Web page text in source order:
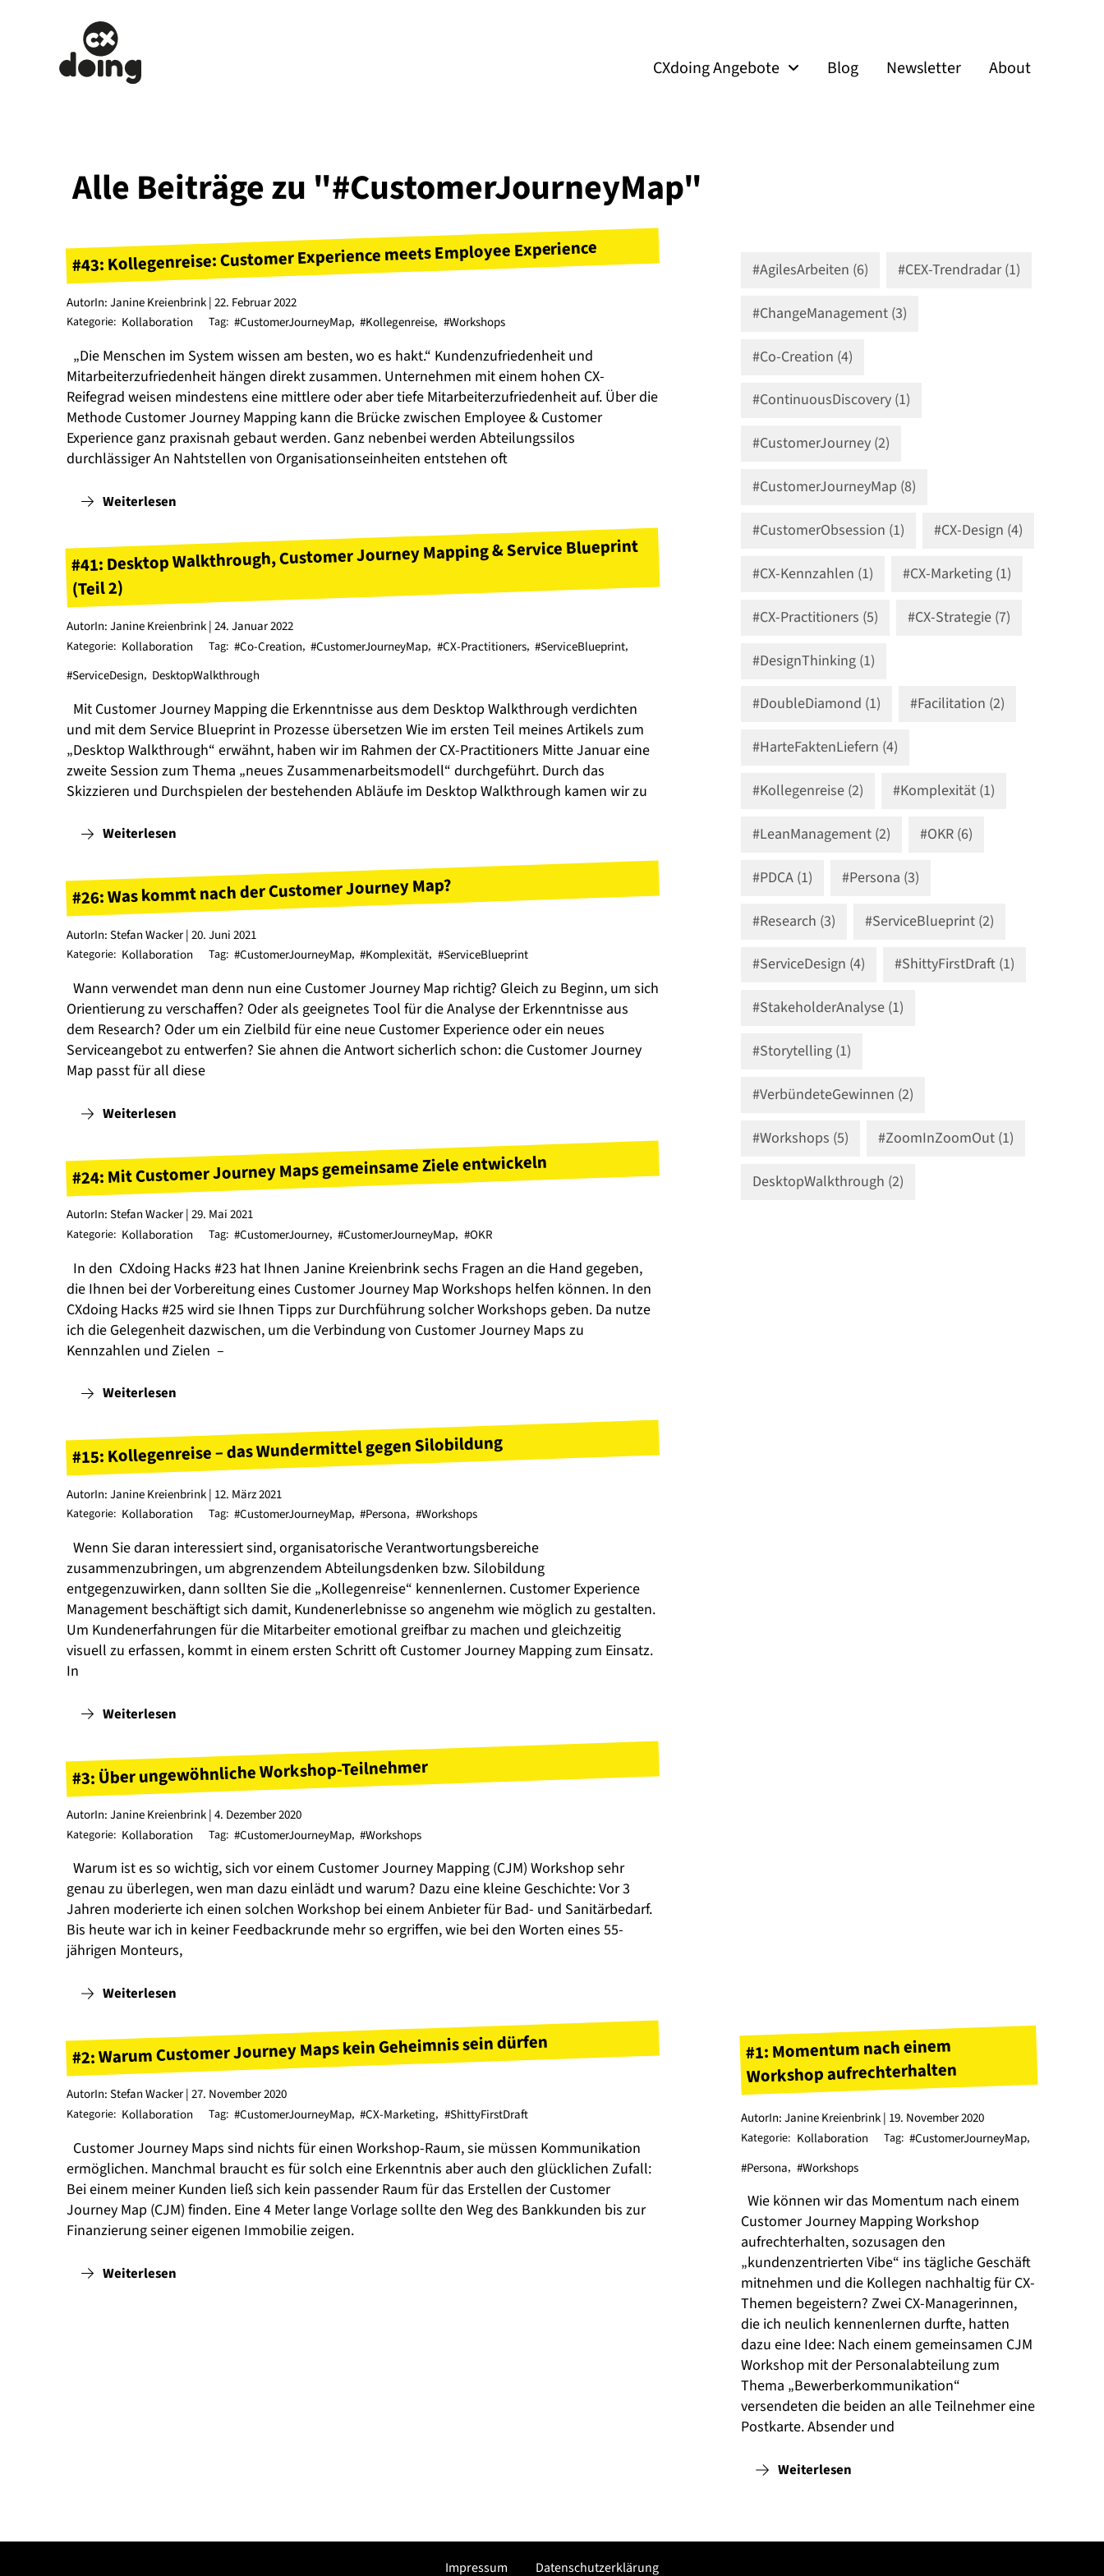
CXdoing Angebote Blog Newsletter About
Alle Beiträge zu "#CustomerJourneyMap"
#43: Kollegenreise: Customer Experience meets Employee Experience
AutorIn: Janine Kreienbrink | 22. Februar 2022
Kategorie: Kollaboration Tag: #CustomerJourneyMap, #Kollegenreise, #Workshops
„Die Menschen im System wissen am besten, wo es hakt.“ Kundenzufriedenheit und
Mitarbeiterzufriedenheit hängen direkt zusammen. Unternehmen mit einem hohen CX-
Reifegrad weisen mindestens eine mittlere oder aber tiefe Mitarbeiterzufriedenheit auf. Über die
Methode Customer Journey Mapping kann die Brücke zwischen Employee & Customer
Experience ganz praxisnah gebaut werden. Ganz nebenbei werden Abteilungssilos
durchlässiger An Nahtstellen von Organisationseinheiten entstehen oft
Weiterlesen
#41: Desktop Walkthrough, Customer Journey Mapping & Service Blueprint
(Teil 2)
AutorIn: Janine Kreienbrink | 24. Januar 2022
Kategorie: Kollaboration Tag: #Co-Creation, #CustomerJourneyMap, #CX-Practitioners, #ServiceBlueprint,
#ServiceDesign, DesktopWalkthrough
Mit Customer Journey Mapping die Erkenntnisse aus dem Desktop Walkthrough verdichten
und mit dem Service Blueprint in Prozesse übersetzen Wie im ersten Teil meines Artikels zum
„Desktop Walkthrough“ erwähnt, haben wir im Rahmen der CX-Practitioners Mitte Januar eine
zweite Session zum Thema „neues Zusammenarbeitsmodell“ durchgeführt. Durch das
Skizzieren und Durchspielen der bestehenden Abläufe im Desktop Walkthrough kamen wir zu
Weiterlesen
#26: Was kommt nach der Customer Journey Map?
AutorIn: Stefan Wacker | 20. Juni 2021
Kategorie: Kollaboration Tag: #CustomerJourneyMap, #Komplexität, #ServiceBlueprint
Wann verwendet man denn nun eine Customer Journey Map richtig? Gleich zu Beginn, um sich
Orientierung zu verschaffen? Oder als geeignetes Tool für die Analyse der Erkenntnisse aus
dem Research? Oder um ein Zielbild für eine neue Customer Experience oder ein neues
Serviceangebot zu entwerfen? Sie ahnen die Antwort sicherlich schon: die Customer Journey
Map passt für all diese
Weiterlesen
#24: Mit Customer Journey Maps gemeinsame Ziele entwickeln
AutorIn: Stefan Wacker | 29. Mai 2021
Kategorie: Kollaboration Tag: #CustomerJourney, #CustomerJourneyMap, #OKR
In den CXdoing Hacks #23 hat Ihnen Janine Kreienbrink sechs Fragen an die Hand gegeben,
die Ihnen bei der Vorbereitung eines Customer Journey Map Workshops helfen können. In den
CXdoing Hacks #25 wird sie Ihnen Tipps zur Durchführung solcher Workshops geben. Da nutze
ich die Gelegenheit dazwischen, um die Verbindung von Customer Journey Maps zu
Kennzahlen und Zielen –
Weiterlesen
#15: Kollegenreise – das Wundermittel gegen Silobildung
AutorIn: Janine Kreienbrink | 12. März 2021
Kategorie: Kollaboration Tag: #CustomerJourneyMap, #Persona, #Workshops
Wenn Sie daran interessiert sind, organisatorische Verantwortungsbereiche
zusammenzubringen, um abgrenzendem Abteilungsdenken bzw. Silobildung
entgegenzuwirken, dann sollten Sie die „Kollegenreise“ kennenlernen. Customer Experience
Management beschäftigt sich damit, Kundenerlebnisse so angenehm wie möglich zu gestalten.
Um Kundenerfahrungen für die Mitarbeiter emotional greifbar zu machen und gleichzeitig
visuell zu erfassen, kommt in einem ersten Schritt oft Customer Journey Mapping zum Einsatz.
In
Weiterlesen
#3: Über ungewöhnliche Workshop-Teilnehmer
AutorIn: Janine Kreienbrink | 4. Dezember 2020
Kategorie: Kollaboration Tag: #CustomerJourneyMap, #Workshops
Warum ist es so wichtig, sich vor einem Customer Journey Mapping (CJM) Workshop sehr
genau zu überlegen, wen man dazu einlädt und warum? Dazu eine kleine Geschichte: Vor 3
Jahren moderierte ich einen solchen Workshop bei einem Anbieter für Bad- und Sanitärbedarf.
Bis heute war ich in keiner Feedbackrunde mehr so ergriffen, wie bei den Worten eines 55-
jährigen Monteurs,
Weiterlesen
#2: Warum Customer Journey Maps kein Geheimnis sein dürfen
AutorIn: Stefan Wacker | 27. November 2020
Kategorie: Kollaboration Tag: #CustomerJourneyMap, #CX-Marketing, #ShittyFirstDraft
Customer Journey Maps sind nichts für einen Workshop-Raum, sie müssen Kommunikation
ermöglichen. Manchmal braucht es für solch eine Erkenntnis aber auch den glücklichen Zufall:
Bei einem meiner Kunden ließ sich kein passender Raum für das Erstellen der Customer
Journey Map (CJM) finden. Eine 4 Meter lange Vorlage sollte den Weg des Bankkunden bis zur
Finanzierung seiner eigenen Immobilie zeigen.
Weiterlesen
#1: Momentum nach einem
Workshop aufrechterhalten
AutorIn: Janine Kreienbrink | 19. November 2020
Kategorie: Kollaboration Tag: #CustomerJourneyMap,
#Persona, #Workshops
Wie können wir das Momentum nach einem
Customer Journey Mapping Workshop
aufrechterhalten, sozusagen den
„kundenzentrierten Vibe“ ins tägliche Geschäft
mitnehmen und die Kollegen nachhaltig für CX-
Themen begeistern? Zwei CX-Managerinnen,
die ich neulich kennenlernen durfte, hatten
dazu eine Idee: Nach einem gemeinsamen CJM
Workshop mit der Personalabteilung zum
Thema „Bewerberkommunikation“
versendeten die beiden an alle Teilnehmer eine
Postkarte. Absender und
Weiterlesen
#AgilesArbeiten (6) #CEX-Trendradar (1)
#ChangeManagement (3)
#Co-Creation (4)
#ContinuousDiscovery (1)
#CustomerJourney (2)
#CustomerJourneyMap (8)
#CustomerObsession (1) #CX-Design (4)
#CX-Kennzahlen (1) #CX-Marketing (1)
#CX-Practitioners (5) #CX-Strategie (7)
#DesignThinking (1)
#DoubleDiamond (1) #Facilitation (2)
#HarteFaktenLiefern (4)
#Kollegenreise (2) #Komplexität (1)
#LeanManagement (2) #OKR (6)
#PDCA (1) #Persona (3)
#Research (3) #ServiceBlueprint (2)
#ServiceDesign (4) #ShittyFirstDraft (1)
#StakeholderAnalyse (1)
#Storytelling (1)
#VerbündeteGewinnen (2)
#Workshops (5) #ZoomInZoomOut (1)
DesktopWalkthrough (2)
Impressum Datenschutzerklärung